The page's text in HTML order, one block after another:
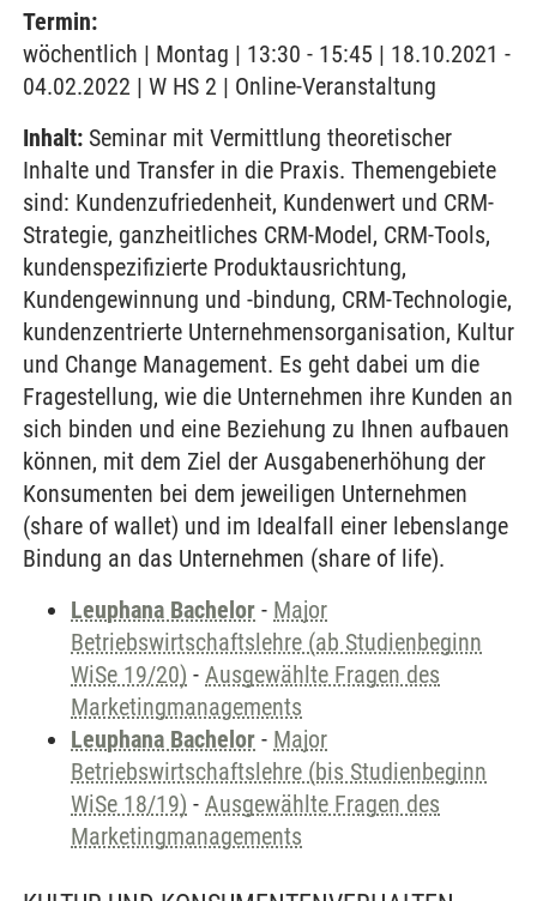
Termin:
wöchentlich | Montag | 13:30 - 15:45 | 18.10.2021 -
04.02.2022 | W HS 2 | Online-Veranstaltung
Inhalt: Seminar mit Vermittlung theoretischer
Inhalte und Transfer in die Praxis. Themengebiete
sind: Kundenzufriedenheit, Kundenwert und CRM-
Strategie, ganzheitliches CRM-Model, CRM-Tools,
kundenspezifizierte Produktausrichtung,
Kundengewinnung und -bindung, CRM-Technologie,
kundenzentrierte Unternehmensorganisation, Kultur
und Change Management. Es geht dabei um die
Fragestellung, wie die Unternehmen ihre Kunden an
sich binden und eine Beziehung zu Ihnen aufbauen
können, mit dem Ziel der Ausgabenerhöhung der
Konsumenten bei dem jeweiligen Unternehmen
(share of wallet) und im Idealfall einer lebenslange
Bindung an das Unternehmen (share of life).
Leuphana Bachelor - Major
Betriebswirtschaftslehre (ab Studienbeginn
WiSe 19/20) - Ausgewählte Fragen des
Marketingmanagements
Leuphana Bachelor - Major
Betriebswirtschaftslehre (bis Studienbeginn
WiSe 18/19) - Ausgewählte Fragen des
Marketingmanagements